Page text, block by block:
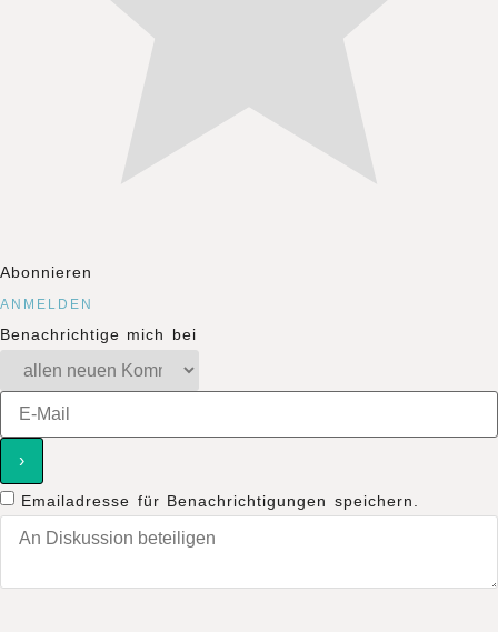
Abonnieren
ANMELDEN
Benachrichtige mich bei
Emailadresse für Benachrichtigungen speichern.